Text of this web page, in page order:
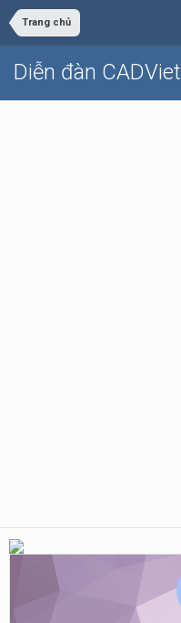
Trang chủ
Diễn đàn CADViet